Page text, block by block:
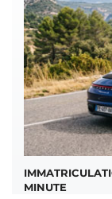
MINUTE